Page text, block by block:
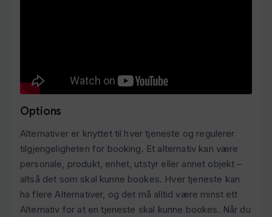
Options
Alternativer er knyttet til hver tjeneste og regulerer
tilgjengeligheten for booking. Et alternativ kan være
personale, produkt, enhet, utstyr eller annet objekt –
altså det som skal kunne bookes. Hver tjeneste kan
ha flere Alternativer, og det må alltid være minst ett
Alternativ for at en tjeneste skal kunne bookes. Når du